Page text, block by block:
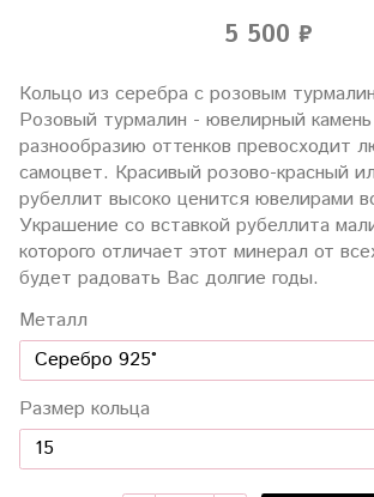
5 500 ₽
Кольцо из серебра с розовым
Розовый турмалин - ювелирный
разнообразию оттенков превосходит
самоцвет. Красивый розово-красный
рубеллит высоко ценится ювелирами
Украшение со вставкой рубеллита
которого отличает этот минерал от
будет радовать Вас долгие годы.
Металл
Размер кольца